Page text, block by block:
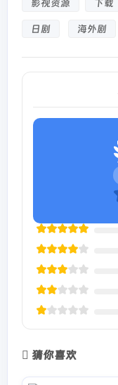
影视资源 下载
日剧 海外剧
猜你喜欢